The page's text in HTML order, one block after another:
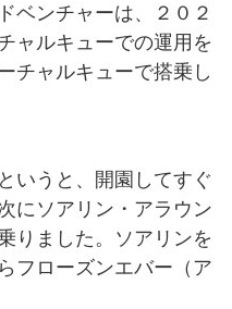
ベンチャーは、２０２
ャルキューでの運用を
チャルキューで搭乗し
いうと、開園してすぐ
にソアリン・アラウン
りました。ソアリンを
フローズンエバー（ア